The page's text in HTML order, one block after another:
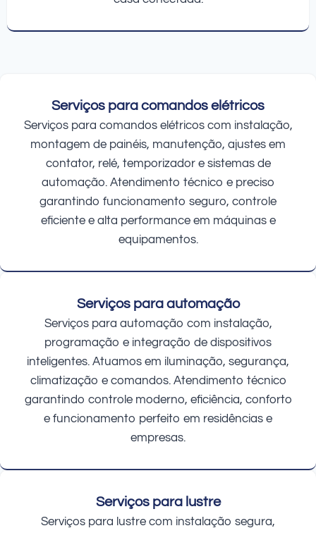
Serviços para comandos elétricos
Serviços para comandos elétricos com instalação,
montagem de painéis, manutenção, ajustes em
contator, relé, temporizador e sistemas de
automação. Atendimento técnico e preciso
garantindo funcionamento seguro, controle
eficiente e alta performance em máquinas e
equipamentos.
Serviços para automação
Serviços para automação com instalação,
programação e integração de dispositivos
inteligentes. Atuamos em iluminação, segurança,
climatização e comandos. Atendimento técnico
garantindo controle moderno, eficiência, conforto
e funcionamento perfeito em residências e
empresas.
Serviços para lustre
Serviços para lustre com instalação segura,